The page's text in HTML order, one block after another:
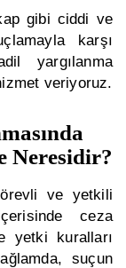
gibi ciddi ve
karşı
yargılanma
veriyoruz.
Neresidir?
ve yetkili
ceza
yetki kuralları
suçun